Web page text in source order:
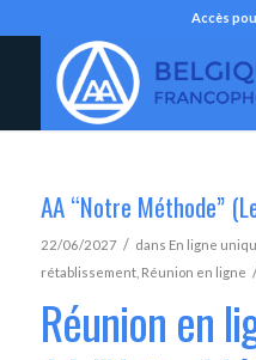
Accès
AA “Notre Méthode”
22/06/2027 / dans En ligne
rétablissement, Réunion en ligne
Réunion en